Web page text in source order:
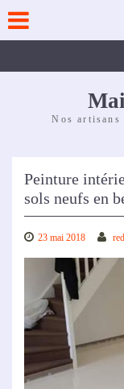
content
Nos artisans
Peinture
sols neufs en
23 mai 2018